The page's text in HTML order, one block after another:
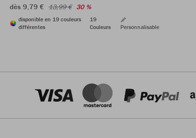
dès 9,79 € 13,99 € 30 %
disponible en 19 couleurs
différentes
19
Couleurs
Personnalisable